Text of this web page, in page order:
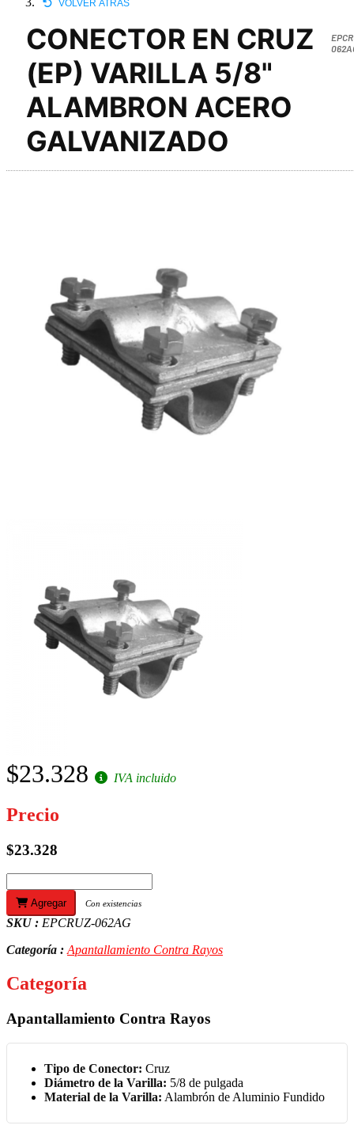
VOLVER ATRÁS
CONECTOR EN CRUZ
(EP) VARILLA 5/8"
ALAMBRON ACERO
GALVANIZADO
$23.328 IVA incluido
Precio
$23.328
Agregar Con existencias
SKU : EPCRUZ-062AG
Categoría :Apantallamiento Contra Rayos
Categoría
Apantallamiento Contra Rayos
Tipo de Conector: Cruz
Diámetro de la Varilla: 5/8 de pulgada
Material de la Varilla: Alambrón de Aluminio Fundido